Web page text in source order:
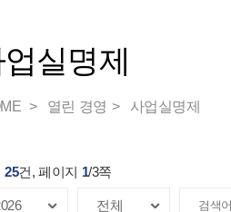
실명제
열린 경영 사업실명제
25건, 페이지 1/3쪽